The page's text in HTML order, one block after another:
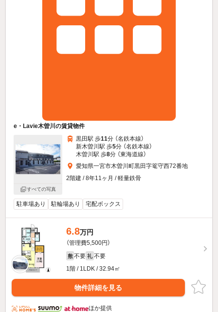
e・Lavie木曽川の賃貸物件
すべての写真
黒田駅 歩11分 （名鉄本線）
新木曽川駅 歩5分 （名鉄本線）
木曽川駅 歩8分 （東海道線）
愛知県一宮市木曽川町黒田字篭守西72番地
2階建 / 8年11ヶ月 / 軽量鉄骨
駐車場あり 駐輪場あり 宅配ボックス
6.8万円
（管理費5,500円）
敷 不要 礼 不要
1階 / 1LDK / 32.94㎡
物件詳細を見る
ほか提供